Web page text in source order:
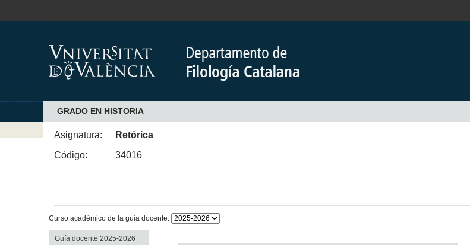
GRADO EN HISTORIA
Asignatura:
Retórica
Código:
34016
Curso académico de la guía docente:
Guía docente 2025-2026